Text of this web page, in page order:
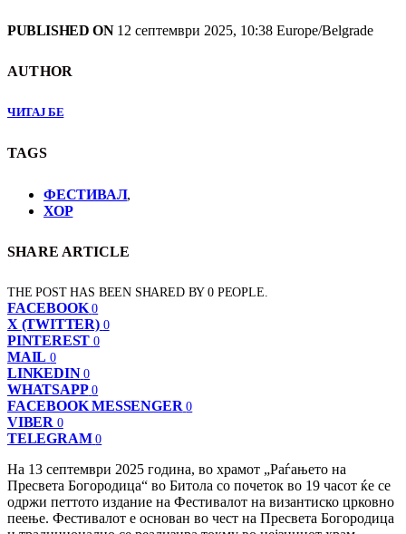
PUBLISHED ON12 септември 2025, 10:38 Europe/Belgrade
AUTHOR
ЧИТАЈ БЕ
TAGS
ФЕСТИВАЛ,
ХОР
SHARE ARTICLE
THE POST HAS BEEN SHARED BY0 PEOPLE.
FACEBOOK 0
X (TWITTER) 0
PINTEREST 0
MAIL 0
LINKEDIN 0
WHATSAPP 0
FACEBOOK MESSENGER 0
VIBER 0
TELEGRAM 0
На 13 септември 2025 година, во храмот „Раѓањето на
Пресвета Богородица“ во Битола со почеток во 19 часот ќе се
одржи петтото издание на Фестивалот на византиско црковно
пеење. Фестивалот е основан во чест на Пресвета Богородица